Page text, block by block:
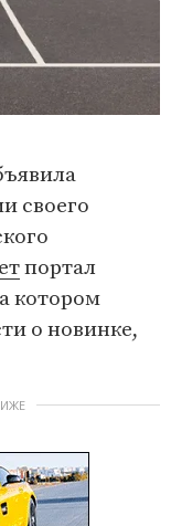
своего
портал
котором
о новинке,